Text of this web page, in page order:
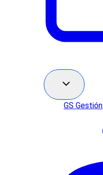
GS Gestión